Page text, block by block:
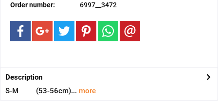
Order number: 6997__3472
Description
S-M (53-56cm)... more